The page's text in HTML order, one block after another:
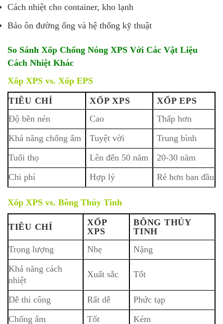
Cách nhiệt cho container, kho lạnh
Bảo ôn đường ống và hệ thống kỹ thuật
So Sánh Xốp Chống Nóng XPS Với Các Vật Liệu
Cách Nhiệt Khác
Xốp XPS vs. Xốp EPS
TIÊU CHÍ
XỐP XPS
XỐP EPS
Độ bền nén
Cao
Thấp hơn
Khả năng chống ẩm
Tuyệt vời
Trung bình
Tuổi thọ
Lên đến 50 năm
20-30 năm
Chi phí
Hợp lý Rẻ hơn ban đầu
Xốp XPS vs. Bông Thủy Tinh
TIÊU CHÍ
XỐP
XPS
BÔNG THỦY
TINH
Trọng lượng
Nhẹ
Nặng
Khả năng cách
nhiệt
Xuất sắc Tốt
Dễ thi công Rất dễ
Phức tạp
Chống ẩm
Tốt Kém